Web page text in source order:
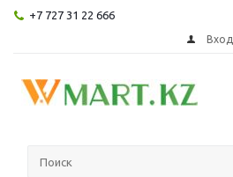
+7 727 31 22 666
Вход